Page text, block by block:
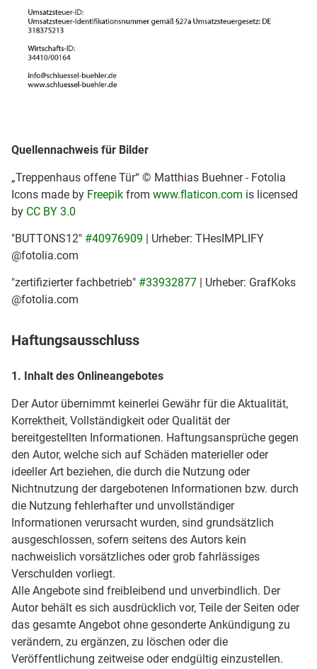
Quellennachweis für Bilder
„Treppenhaus offene Tür“ © Matthias Buehner - Fotolia
Icons made by Freepik from www.flaticon.com is licensed
by CC BY 3.0
"BUTTONS12" #40976909 | Urheber: THesIMPLIFY
@fotolia.com
"zertifizierter fachbetrieb" #33932877 | Urheber: GrafKoks
@fotolia.com
Haftungsausschluss
1. Inhalt des Onlineangebotes
Der Autor übernimmt keinerlei Gewähr für die Aktualität,
Korrektheit, Vollständigkeit oder Qualität der
bereitgestellten Informationen. Haftungsansprüche gegen
den Autor, welche sich auf Schäden materieller oder
ideeller Art beziehen, die durch die Nutzung oder
Nichtnutzung der dargebotenen Informationen bzw. durch
die Nutzung fehlerhafter und unvollständiger
Informationen verursacht wurden, sind grundsätzlich
ausgeschlossen, sofern seitens des Autors kein
nachweislich vorsätzliches oder grob fahrlässiges
Verschulden vorliegt.
Alle Angebote sind freibleibend und unverbindlich. Der
Autor behält es sich ausdrücklich vor, Teile der Seiten oder
das gesamte Angebot ohne gesonderte Ankündigung zu
verändern, zu ergänzen, zu löschen oder die
Veröffentlichung zeitweise oder endgültig einzustellen.